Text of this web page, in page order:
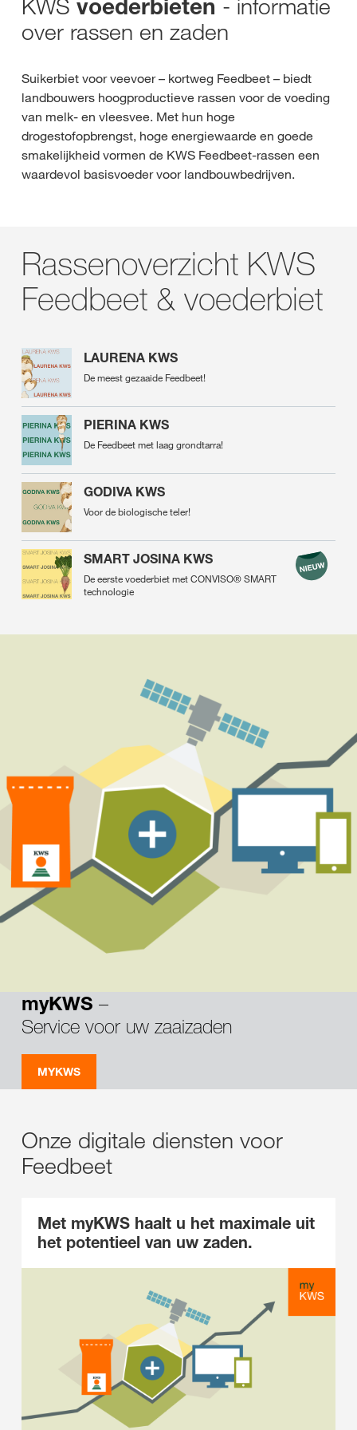
KWS voederbieten - informatie
over rassen en zaden
Suikerbiet voor veevoer – kortweg Feedbeet – biedt
landbouwers hoogproductieve rassen voor de voeding
van melk- en vleesvee. Met hun hoge
drogestofopbrengst, hoge energiewaarde en goede
smakelijkheid vormen de KWS Feedbeet-rassen een
waardevol basisvoeder voor landbouwbedrijven.
Rassenoverzicht KWS
Feedbeet & voederbiet
LAURENA KWS
De meest gezaaide Feedbeet!
PIERINA KWS
De Feedbeet met laag grondtarra!
GODIVA KWS
Voor de biologische teler!
SMART JOSINA KWS
De eerste voederbiet met CONVISO® SMART
technologie
myKWS –
Service voor uw zaaizaden
MYKWS
Onze digitale diensten voor
Feedbeet
Met myKWS haalt u het maximale uit
het potentieel van uw zaden.